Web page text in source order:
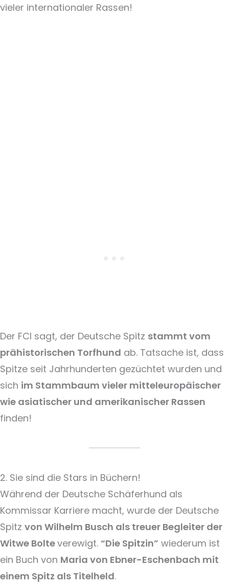
vieler internationaler Rassen!
Der FCI sagt, der Deutsche Spitz stammt vom
prähistorischen Torfhund ab. Tatsache ist, dass
Spitze seit Jahrhunderten gezüchtet wurden und
sich im Stammbaum vieler mitteleuropäischer
wie asiatischer und amerikanischer Rassen
finden!
2. Sie sind die Stars in Büchern!
Während der Deutsche Schäferhund als
Kommissar Karriere macht, wurde der Deutsche
Spitz von Wilhelm Busch als treuer Begleiter der
Witwe Bolteverewigt. “Die Spitzin” wiederum ist
ein Buch von Maria von Ebner-Eschenbach mit
einem Spitz als Titelheld.